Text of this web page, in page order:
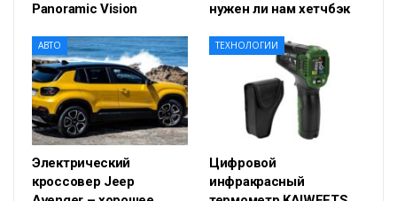
Panoramic Vision
нужен ли нам хетчбэк
АВТО
Электрический
кроссовер Jeep
ТЕХНОЛОГИИ
Цифровой
инфракрасный